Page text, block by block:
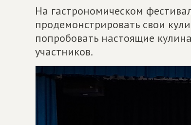
На гастрономическом
продемонстрировать свои
попробовать настоящие
участников.